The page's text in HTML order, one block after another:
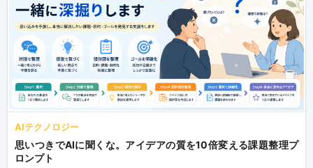
AIテクノロジー
思いつきでAIに聞くな。アイデアの質を10倍変える課題整理プ
ロンプト